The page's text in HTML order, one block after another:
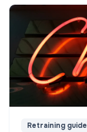
Retraining guide